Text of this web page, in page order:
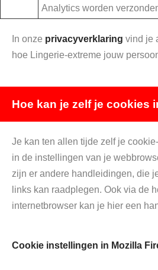
Analytics worden
In onze privacyverklaring vind je
hoe Lingerie-extreme jouw
Hoe kan je zelf je cookies
Je kan ten allen tijde zelf je
in de instellingen van je
zijn er andere handleidingen, die
links kan raadplegen. Ook via de
internetbrowser kan je hier een
Cookie instellingen in Mozilla